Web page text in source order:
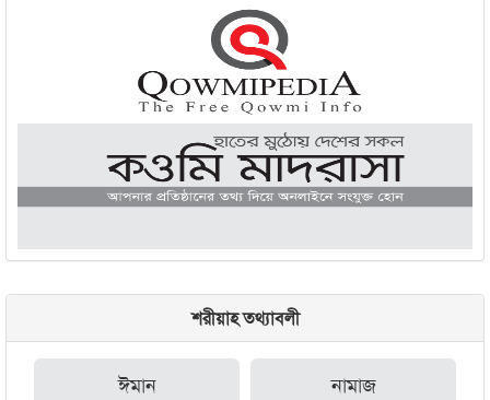
জামেয়া কুরআনিয়া লালবাগ ঢাকা
শরীয়াহ তথ্যাবলী
ঈমান নামাজ